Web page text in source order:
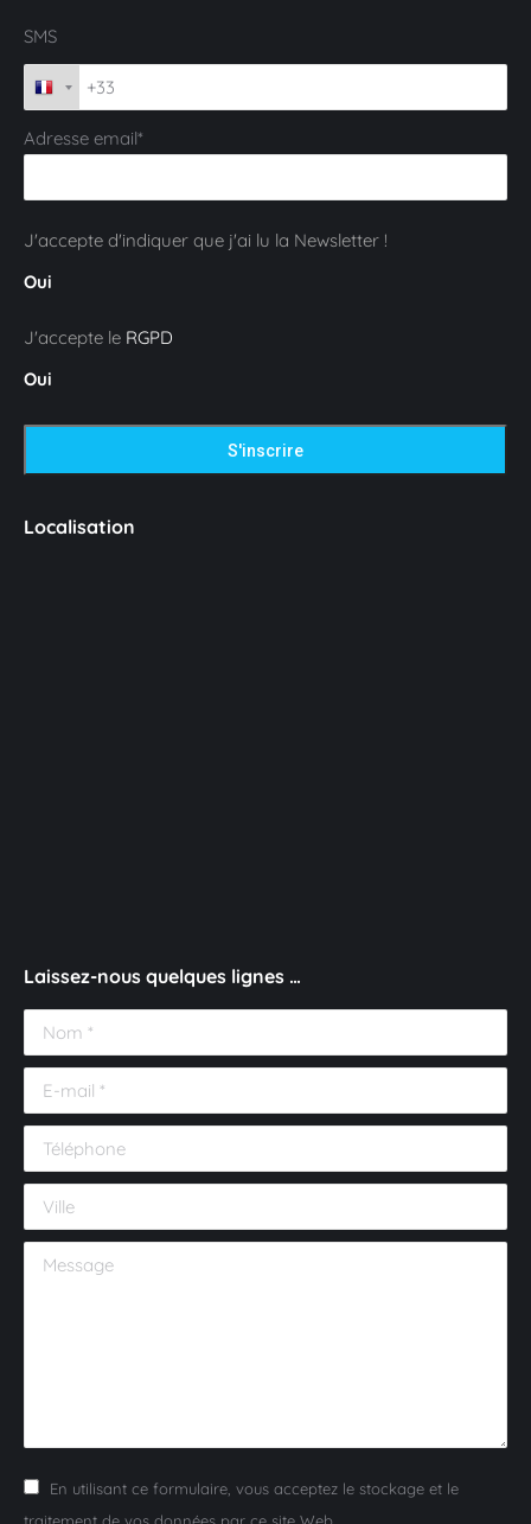
SMS
Adresse email*
J'accepte d'indiquer que j'ai lu la Newsletter !
Oui
J'accepte le RGPD
Oui
Localisation
Laissez-nous quelques lignes …
Nom *
E-mail *
Téléphone
Ville
Message
En utilisant ce formulaire, vous acceptez le stockage et le